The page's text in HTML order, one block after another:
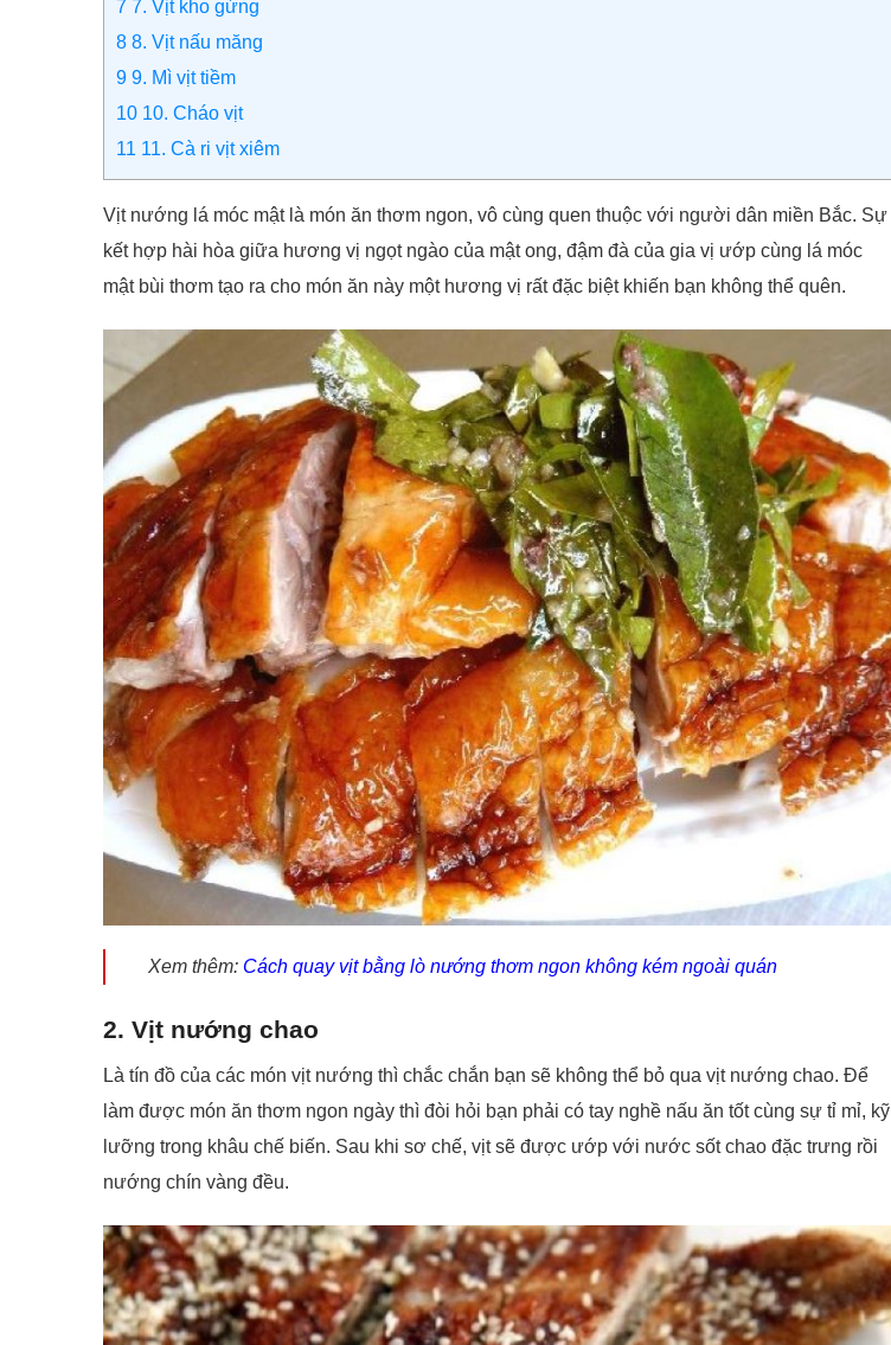
7 7. Vịt kho gừng
8 8. Vịt nấu măng
9 9. Mì vịt tiềm
10 10. Cháo vịt
11 11. Cà ri vịt xiêm
Vịt nướng lá móc mật là món ăn thơm ngon, vô cùng quen thuộc với người dân miền Bắc. Sự
kết hợp hài hòa giữa hương vị ngọt ngào của mật ong, đậm đà của gia vị ướp cùng lá móc
mật bùi thơm tạo ra cho món ăn này một hương vị rất đặc biệt khiến bạn không thể quên.
Xem thêm: Cách quay vịt bằng lò nướng thơm ngon không kém ngoài quán
2. Vịt nướng chao
Là tín đồ của các món vịt nướng thì chắc chắn bạn sẽ không thể bỏ qua vịt nướng chao. Để
làm được món ăn thơm ngon ngày thì đòi hỏi bạn phải có tay nghề nấu ăn tốt cùng sự tỉ mỉ, kỹ
lưỡng trong khâu chế biến. Sau khi sơ chế, vịt sẽ được ướp với nước sốt chao đặc trưng rồi
nướng chín vàng đều.